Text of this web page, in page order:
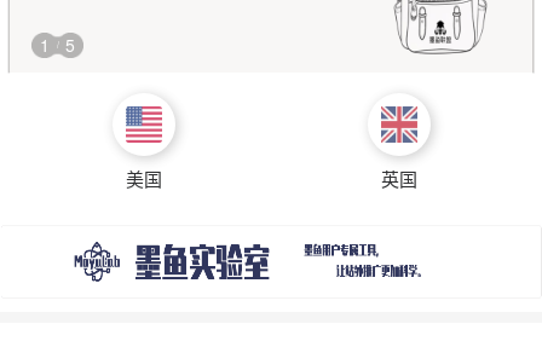
1 / 5
美国 英国